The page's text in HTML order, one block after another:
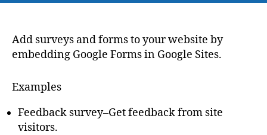
Add surveys and forms to your website by
embedding Google Forms in Google Sites.
Examples
Feedback survey–Get feedback from site
visitors.